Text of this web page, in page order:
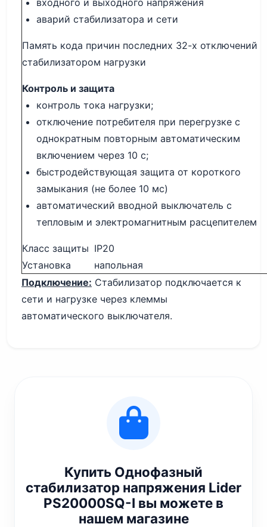
аварий стабилизатора и сети
Память кода причин последних 32-х отключений
стабилизатором нагрузки
Контроль и защита
контроль тока нагрузки;
отключение потребителя при перегрузке с
однократным повторным автоматическим
включением через 10 с;
быстродействующая защита от короткого
замыкания (не более 10 мс)
автоматический вводной выключатель с
тепловым и электромагнитным расцепителем
Класс защиты IP20
Установка
напольная
Подключение: Стабилизатор подключается к
сети и нагрузке через клеммы
автоматического выключателя.
Купить Однофазный
стабилизатор напряжения Lider
PS20000SQ-I вы можете в
нашем магазине